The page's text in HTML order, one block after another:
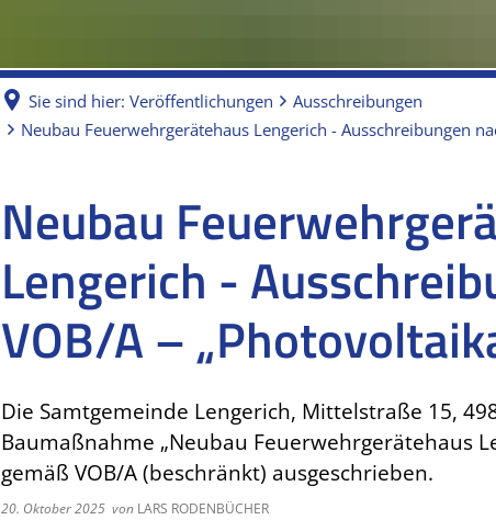
Sie sind hier: Veröffentlichungen
Ausschreibungen
Neubau Feuerwehrgerätehaus Lengerich - Ausschreibungen
Neubau
Lengerich -
VOB/A –
Die Samtgemeinde Lengerich, Mittelstraße 15,
Baumaßnahme „Neubau Feuerwehrgerätehaus
gemäß VOB/A (beschränkt) ausgeschrieben.
20. Oktober 2025 von LARS RODENBÜCHER